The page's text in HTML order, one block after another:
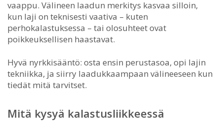
vaappu. Välineen laadun merkitys kasvaa silloin,
kun laji on teknisesti vaativa – kuten
perhokalastuksessa – tai olosuhteet ovat
poikkeuksellisen haastavat.
Hyvä nyrkkisääntö: osta ensin perustasoa, opi lajin
tekniikka, ja siirry laadukkaampaan välineeseen kun
tiedät mitä tarvitset.
Mitä kysyä kalastusliikkeessä